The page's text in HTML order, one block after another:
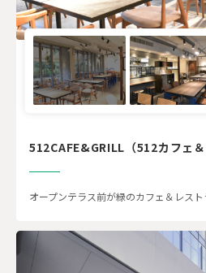
512CAFE&GRILL（512カフェ＆
オープンテラス前が緑のカフェ＆レスト